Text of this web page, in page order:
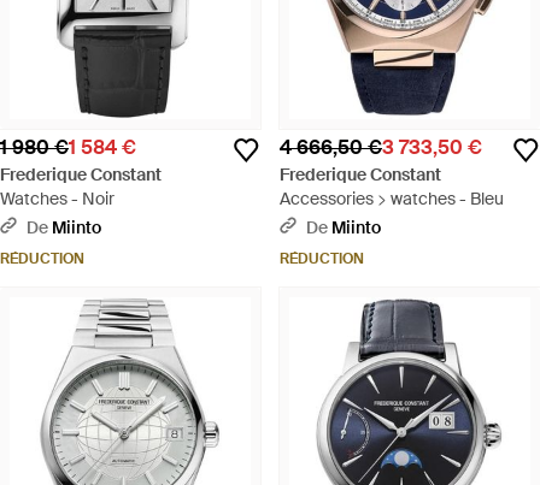
1 980 €1 584 €
Frederique Constant
Watches - Noir
De Miinto
RÉDUCTION
4 666,50 €3 733,50 €
Frederique Constant
Accessories > watches - Bleu
De Miinto
RÉDUCTION